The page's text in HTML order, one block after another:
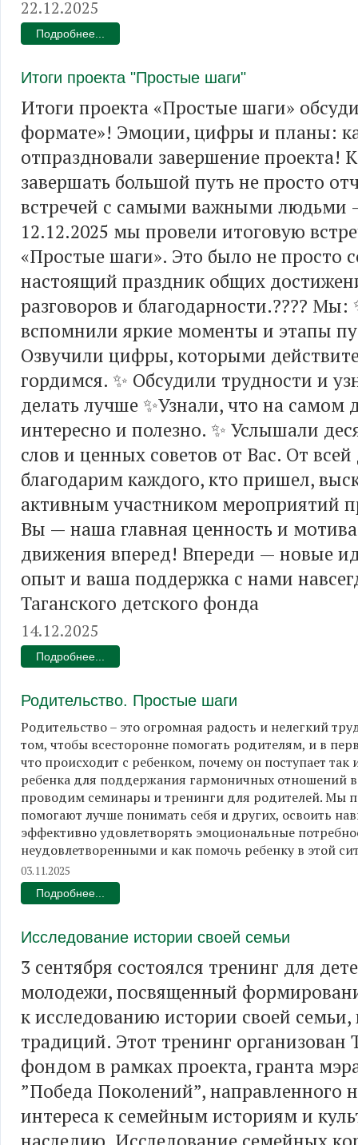
22.12.2025
Подробнее...
Итоги проекта "Простые шаги"
Итоги проекта «Простые шаги»
формате»! Эмоции, цифры и планы:
отпраздновали завершение проекта!
завершать большой путь не просто
встречей с самыми важными людьми
12.12.2025 мы провели итоговую
«Простые шаги». Это было не просто
настоящий праздник общих
разговоров и благодарности.???? Мы:
вспомнили яркие моменты и этапы
Озвучили цифры, которыми
гордимся. ✨ Обсудили трудности и
делать лучше ✨Узнали, что на самом
интересно и полезно. ✨ Услышали
слов и ценных советов от Вас. От
благодарим каждого, кто пришел,
активным участником мероприятий
Вы — наша главная ценность и
движения вперед! Впереди — новые
опыт и ваша поддержка с нами
Таганского детского фонда
14.12.2025
Подробнее...
Родительство. Простые шаги
Родительство – это огромная радость и нелегкий
том, чтобы всесторонне помогать родителям, и в
что происходит с ребенком, почему он поступает
ребенка для поддержания гармоничных отношений
проводим семинары и тренинги для родителей. Мы
помогают лучше понимать себя и других, освоить
эффективно удовлетворять эмоциональные
неудовлетворенными и как помочь ребенку в этой
03.11.2025
Подробнее...
Исследование истории своей семьи
3 сентября состоялся тренинг для
молодежи, посвященный
к исследованию истории своей семьи,
традиций. Этот тренинг организован
фондом в рамках проекта, гранта
”Победа Поколений”, направленного
интереса к семейным историям и